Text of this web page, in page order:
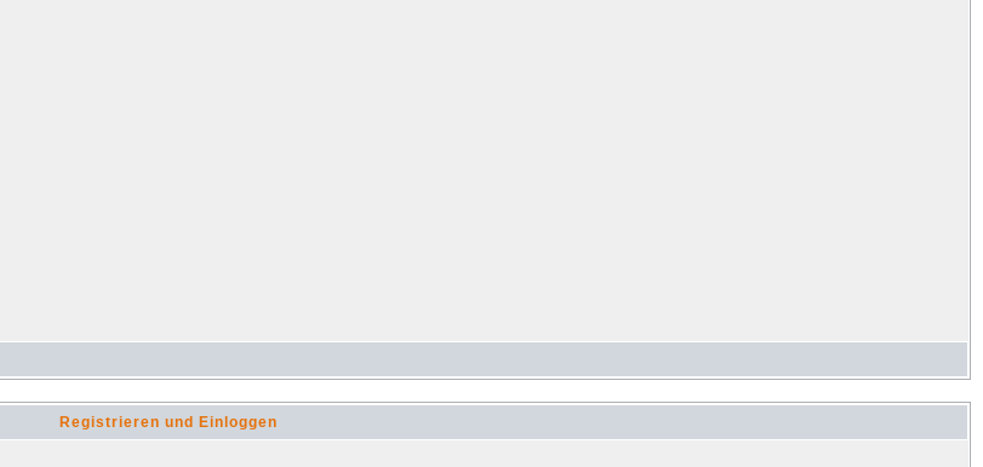
Registrieren und Einloggen